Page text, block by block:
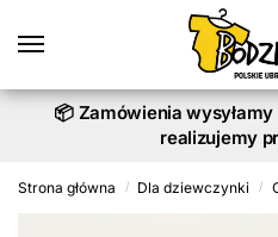
📦 Zamówienia
realizujemy
Strona główna / Dla dziewczynki /